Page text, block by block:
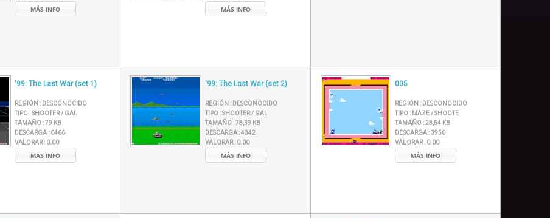
MÁS INFO MÁS INFO
'99: The Last War (set 1)
REGIÓN : DESCONOCIDO
TIPO :SHOOTER / GAL
TAMAÑO :79 KB
DESCARGA : 6466
VALORAR : 0.00
MÁS INFO
'99: The Last War (set 2)
REGIÓN : DESCONOCIDO
TIPO :SHOOTER / GAL
TAMAÑO :78,39 KB
DESCARGA :4342
VALORAR : 0.00
MÁS INFO
005
REGIÓN : DESCONOCIDO
TIPO : MAZE / SHOOTE
TAMAÑO :28,54 KB
DESCARGA :3950
VALORAR : 0.00
MÁS INFO